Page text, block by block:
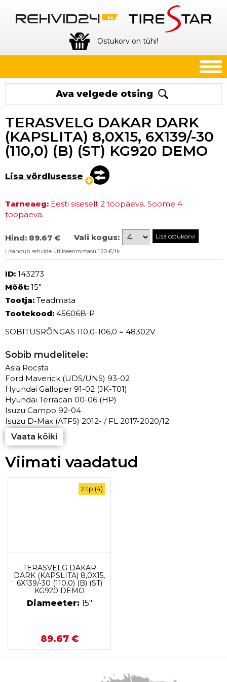
Ostukorv on tühi!
Ava velgede otsing
TERASVELG DAKAR DARK
(KAPSLITA) 8,0X15, 6X139/-30
(110,0) (B) (ST) KG920 DEMO
Lisa võrdlusesse
Tarneaeg: Eesti siseselt 2 tööpäeva. Soome 4
tööpäeva.
Hind: 89.67 € Vali kogus:
Lisandub rehvide utiliseerimistasu 1.20 €/tk
ID: 143273
Mõõt: 15"
Tootja: Teadmata
Tootekood: 45606B-P
SOBITUSRÕNGAS 110,0-106,0 = 48302V
Sobib mudelitele:
Asia Rocsta
Ford Maverick (UDS/UNS) 93-02
Hyundai Galloper 91-02 (JK-T01)
Hyundai Terracan 00-06 (HP)
Isuzu Campo 92-04
Isuzu D-Max (ATFS) 2012- / FL 2017-2020/12
Vaata kõiki
Viimati vaadatud
2 tp (4)
TERASVELG DAKAR
DARK (KAPSLITA) 8,0X15,
6X139/-30 (110,0) (B) (ST)
KG920 DEMO
Diameeter: 15"
89.67 €